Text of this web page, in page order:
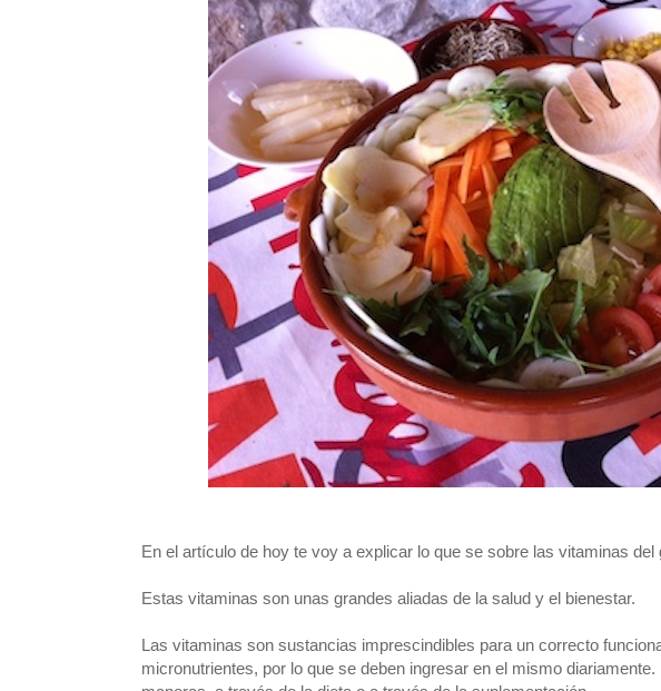
En el artículo de hoy te voy a explicar lo que se sobre las vitaminas del
Estas vitaminas son unas grandes aliadas de la salud y el bienestar.
Las vitaminas son sustancias imprescindibles para un correcto
micronutrientes, por lo que se deben ingresar en el mismo